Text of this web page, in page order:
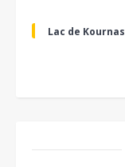
Lac de Kournas